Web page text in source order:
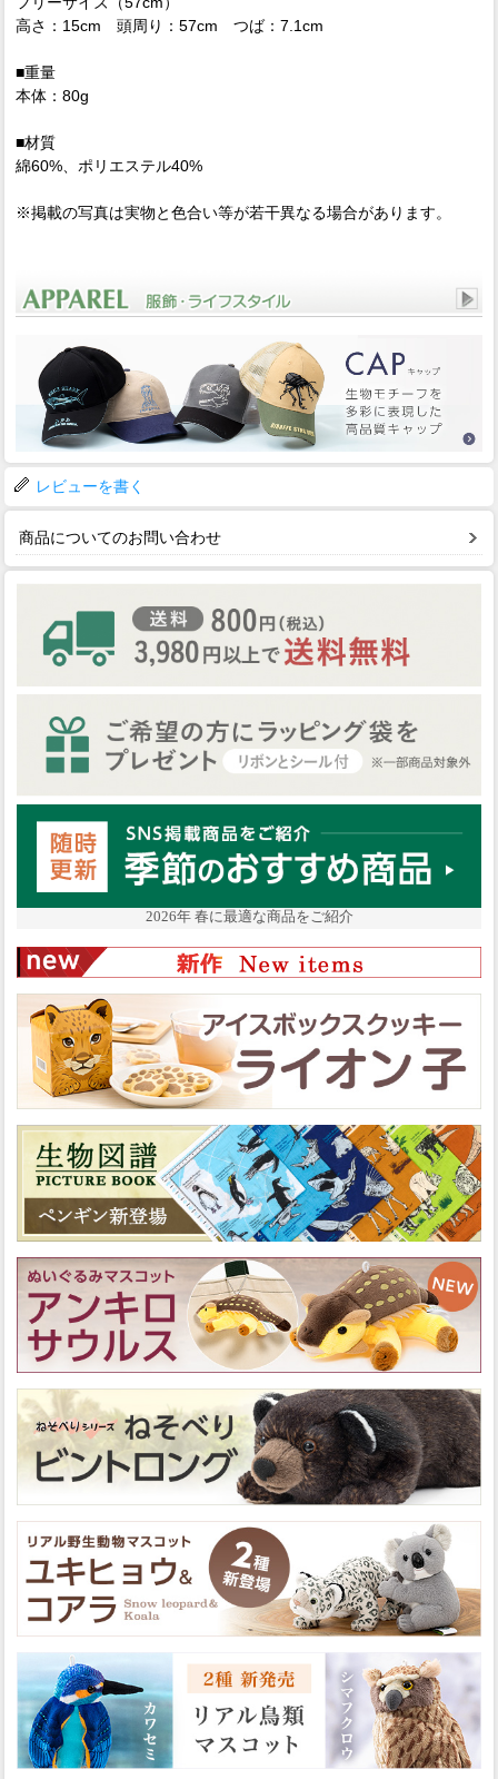
高さ：15cm 頭周り：57cm つば：7.1cm
■重量
本体：80g
■材質
綿60%、ポリエステル40%
※掲載の写真は実物と色合い等が若干異なる場合があります。
レビューを書く
商品についてのお問い合わせ